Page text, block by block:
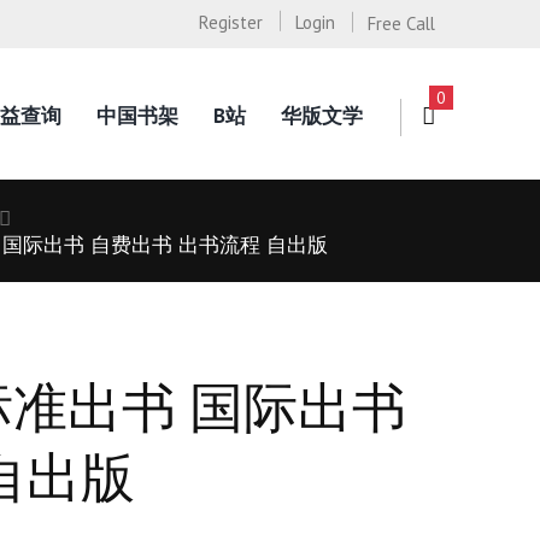
Free Call
Register Login
查询 中国书架 B站 华版文学
0
际出书 自费出书 出书流程 自出版
出书 国际出书
出版